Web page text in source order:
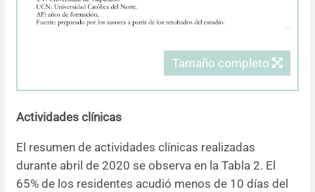
Tamaño completo
Actividades clínicas
El resumen de actividades clínicas realizadas
durante abril de 2020 se observa en la Tabla 2. El
65% de los residentes acudió menos de 10 días del